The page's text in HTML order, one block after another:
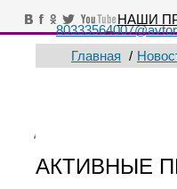
НАШИ
Главная /
АКТИВНЫЕ